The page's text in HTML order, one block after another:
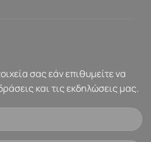
σας εάν επιθυμείτε να
και τις εκδηλώσεις μας.